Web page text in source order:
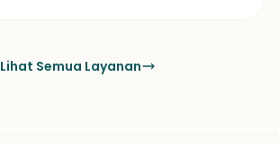
Lihat Semua Layanan